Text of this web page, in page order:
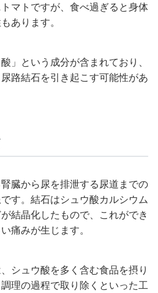
マトですが、食べ過ぎると身体
あります。
」という成分が含まれており、
路結石を引き起こす可能性があ
臓から尿を排泄する尿道までの
す。結石はシュウ酸カルシウム
結晶化したもので、これができ
痛みが生じます。
シュウ酸を多く含む食品を摂り
理の過程で取り除くといった工